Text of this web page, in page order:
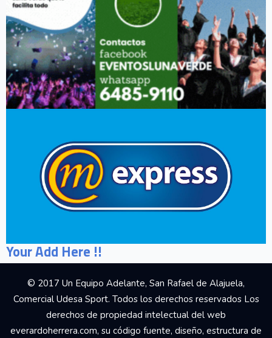
Your Add Here !!
© 2017 Un Equipo Adelante, San Rafael de Alajuela,
Comercial Udesa Sport. Todos los derechos reservados Los
derechos de propiedad intelectual del web
everardoherrera.com, su código fuente, diseño, estructura de